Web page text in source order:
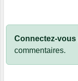
Connectez-vous
commentaires.